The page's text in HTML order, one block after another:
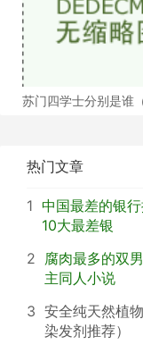
苏门四学士分别是谁
热门文章
1 中国最差的银
10大最差银
2
腐肉最多的双
主同人小说
3 安全纯天然植
染发剂推荐）